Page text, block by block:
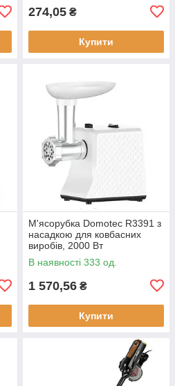
274,05 ₴
Купити
М'ясорубка Domotec R3391 з
насадкою для ковбасних
виробів, 2000 Вт
В наявності 333 од.
1 570,56 ₴
Купити